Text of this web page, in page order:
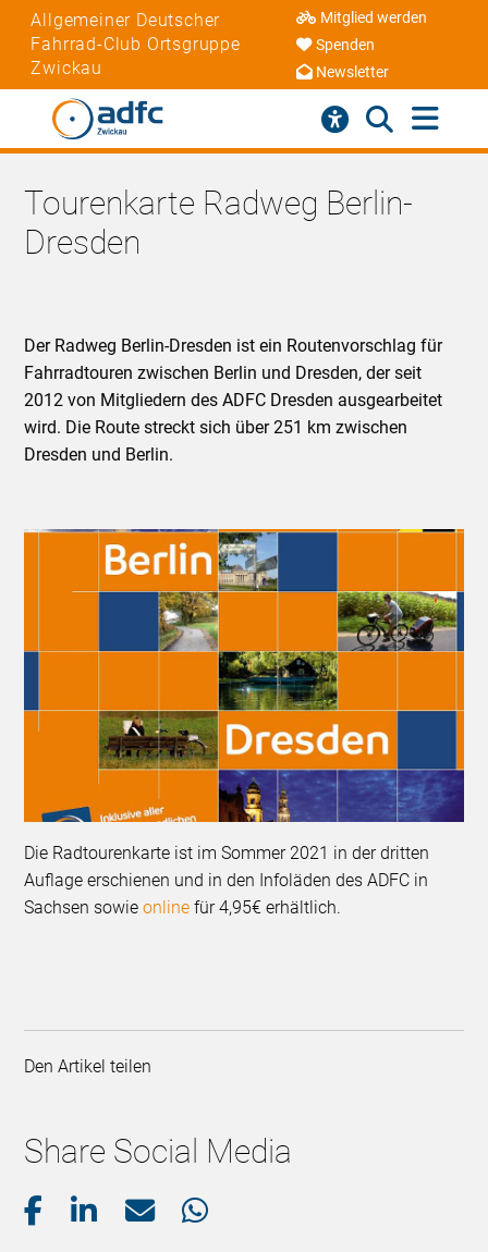
Allgemeiner Deutscher
Fahrrad-Club Ortsgruppe
Zwickau
Mitglied werden
Spenden
Newsletter
Tourenkarte Radweg Berlin-
Dresden
Der Radweg Berlin-Dresden ist ein Routenvorschlag für
Fahrradtouren zwischen Berlin und Dresden, der seit
2012 von Mitgliedern des ADFC Dresden ausgearbeitet
wird. Die Route streckt sich über 251 km zwischen
Dresden und Berlin.
Die Radtourenkarte ist im Sommer 2021 in der dritten
Auflage erschienen und in den Infoläden des ADFC in
Sachsen sowieonline für 4,95€ erhältlich.
Den Artikel teilen
Share Social Media